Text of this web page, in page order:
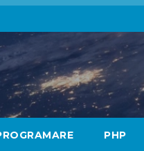
PHP